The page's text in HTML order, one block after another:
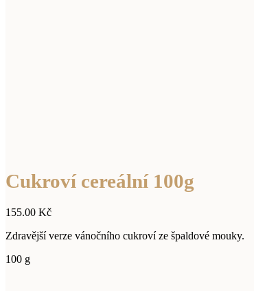
Cukroví cereální 100g
155.00 Kč
Zdravější verze vánočního cukroví ze špaldové mouky.
100 g